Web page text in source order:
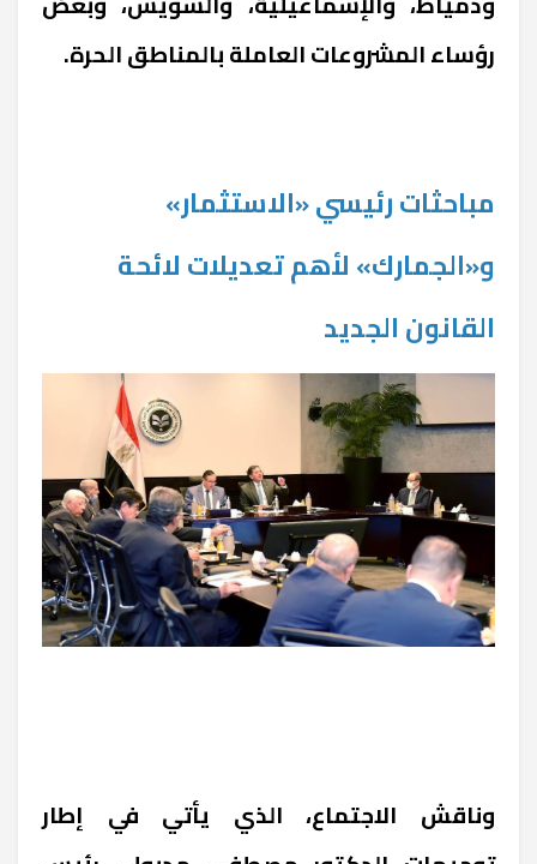
رؤساء المشروعات العاملة بالمناطق الحرة.
مباحثات رئيسي «الاستثمار»
و«الجمارك» لأهم تعديلات لائحة
القانون الجديد
وناقش الاجتماع، الذي يأتي في إطار